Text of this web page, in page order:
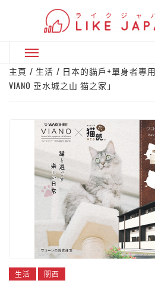
Primary
Menu
主頁 生活
日本的貓戶+單身者專
VIANO 垂水城之山 猫之家」
生活 關西